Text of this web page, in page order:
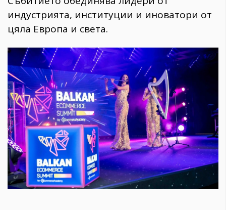
индустрията, институции и иноватори от
цяла Европа и света.